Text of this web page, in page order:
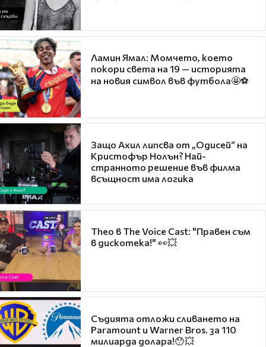
Ламин Ямал: Момчето, което
покори света на 19 — историята
на новия символ във футбола🤩⚽
Защо Ахил липсва от „Одисей“ на
Кристофър Нолън? Най-
странното решение във филма
всъщност има логика
Theo в The Voice Cast: "Правен съм
в дискотека!" 👀💥
Съдията отложи сливането на
Paramount и Warner Bros. за 110
милиарда долара!😯💥